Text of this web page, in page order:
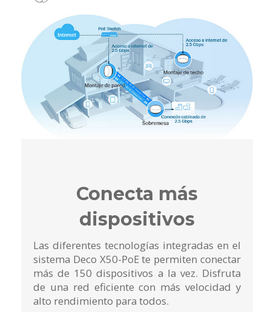
Conecta más
dispositivos
Las diferentes tecnologías integradas en el
sistema Deco X50-PoE te permiten conectar
más de 150 dispositivos a la vez. Disfruta
de una red eficiente con más velocidad y
alto rendimiento para todos.